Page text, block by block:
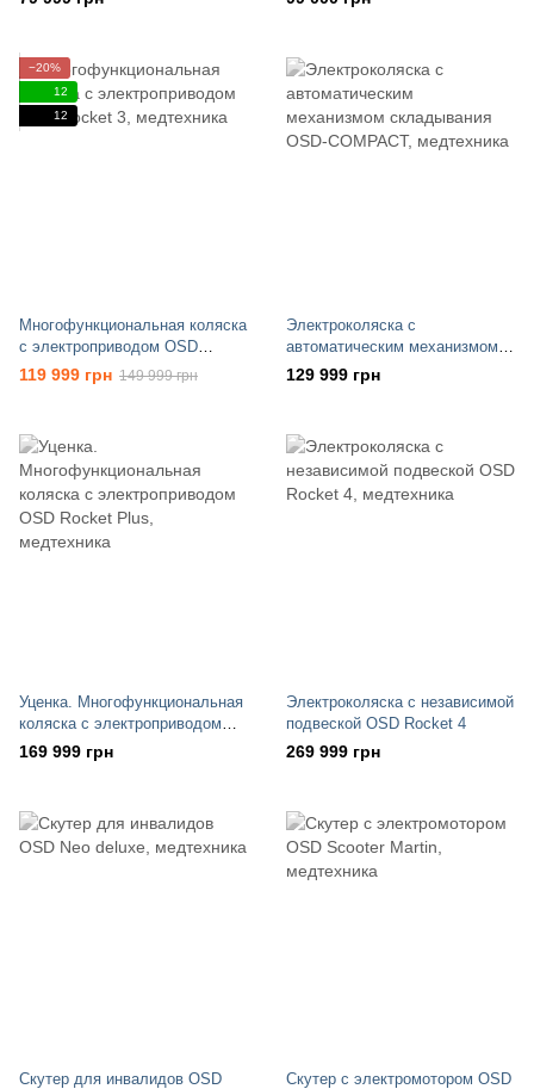
−20%
12
12
Многофункциональная коляска
с электроприводом OSD
Rocket 3
119 999 грн 149 999 грн
Электроколяска с
автоматическим механизмом
складывания OSD-COMPACT
129 999 грн
Уценка. Многофункциональная
коляска с электроприводом
OSD Rocket Plus
169 999 грн
Электроколяска с независимой
подвеской OSD Rocket 4
269 999 грн
Скутер для инвалидов OSD
Скутер с электромотором OSD